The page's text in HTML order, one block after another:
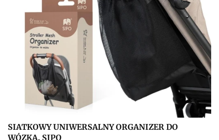
SIATKOWY UNIWERSALNY ORGANIZER DO
WÓZKA, SIPO